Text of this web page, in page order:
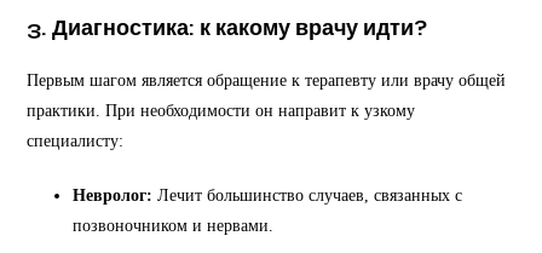
3. Диагностика: к какому врачу идти?
Первым шагом является обращение к терапевту или врачу общей
практики. При необходимости он направит к узкому
специалисту:
Невролог: Лечит большинство случаев, связанных с
позвоночником и нервами.